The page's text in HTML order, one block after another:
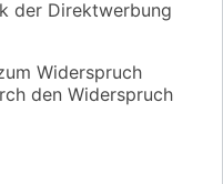
der Direktwerbung
Widerspruch
den Widerspruch